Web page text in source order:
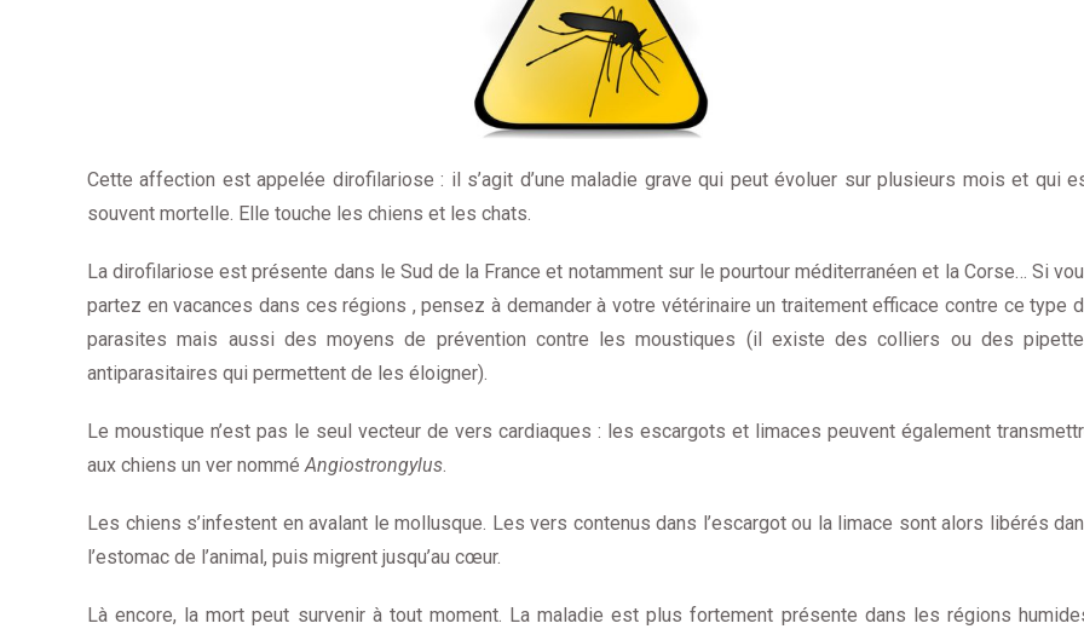
Cette affection est appelée dirofilariose : il s’agit d’une maladie grave qui peut évoluer sur plusieurs mois et qui
souvent mortelle. Elle touche les chiens et les chats.
La dirofilariose est présente dans le Sud de la France et notamment sur le pourtour méditerranéen et la Corse… Si
partez en vacances dans ces régions , pensez à demander à votre vétérinaire un traitement efficace contre ce type
parasites mais aussi des moyens de prévention contre les moustiques (il existe des colliers ou des
antiparasitaires qui permettent de les éloigner).
Le moustique n’est pas le seul vecteur de vers cardiaques : les escargots et limaces peuvent également
aux chiens un ver nomméAngiostrongylus.
Les chiens s’infestent en avalant le mollusque. Les vers contenus dans l’escargot ou la limace sont alors libérés
l’estomac de l’animal, puis migrent jusqu’au cœur.
Là encore, la mort peut survenir à tout moment. La maladie est plus fortement présente dans les régions